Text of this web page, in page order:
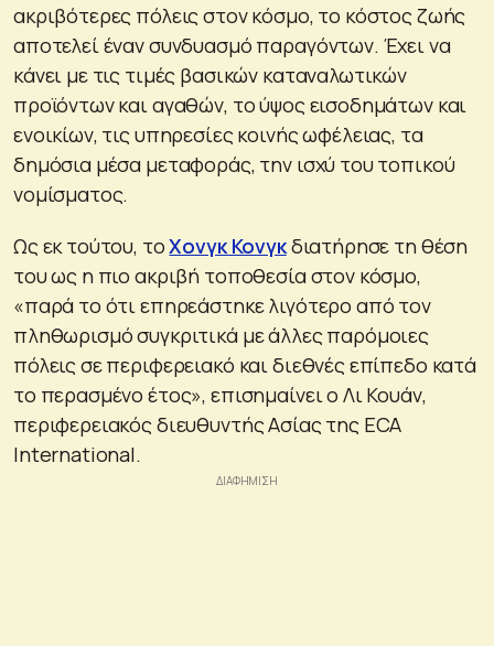
ακριβότερες πόλεις στον κόσμο, το κόστος ζωής
αποτελεί έναν συνδυασμό παραγόντων. Έχει να
κάνει με τις τιμές βασικών καταναλωτικών
προϊόντων και αγαθών, το ύψος εισοδημάτων και
ενοικίων, τις υπηρεσίες κοινής ωφέλειας, τα
δημόσια μέσα μεταφοράς, την ισχύ του τοπικού
νομίσματος.
Ως εκ τούτου, τοΧονγκ Κονγκδιατήρησε τη θέση
του ως η πιο ακριβή τοποθεσία στον κόσμο,
«παρά το ότι επηρεάστηκε λιγότερο από τον
πληθωρισμό συγκριτικά με άλλες παρόμοιες
πόλεις σε περιφερειακό και διεθνές επίπεδο κατά
το περασμένο έτος», επισημαίνει ο Λι Κουάν,
περιφερειακός διευθυντής Ασίας της ECA
International.